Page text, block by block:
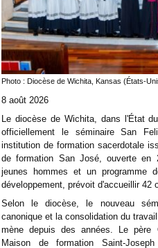
Photo : Diocèse de Wichita, Kansas (États-
8 août 2026
Le diocèse de Wichita, dans l'État
officiellement le séminaire San
institution de formation sacerdotale
de formation San José, ouverte
jeunes hommes et un
développement, prévoit d'accueillir 42
Selon le diocèse, le nouveau
canonique et la consolidation du
mène depuis des années. Le père
Maison de formation Saint-